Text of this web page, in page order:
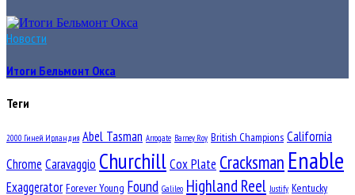
Новости
Итоги Бельмонт Окса
Теги
2000 Гиней Ирландия Abel Tasman Arrogate Barney Roy British Champions California
Chrome Caravaggio ChurchillCox Plate Cracksman Enable
Exaggerator Forever Young Found Galileo Highland Reel Justify Kentucky